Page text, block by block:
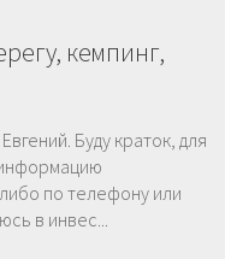
кемпинг,
Буду краток, для
по телефону или
в инвес...